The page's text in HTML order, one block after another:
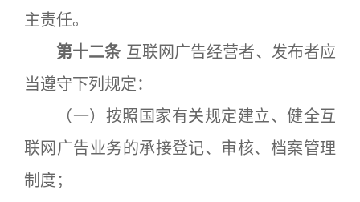
主责任。
第十二条 互联网广告经营者、发布者应
当遵守下列规定：
（一）按照国家有关规定建立、健全互
联网广告业务的承接登记、审核、档案管理
制度；